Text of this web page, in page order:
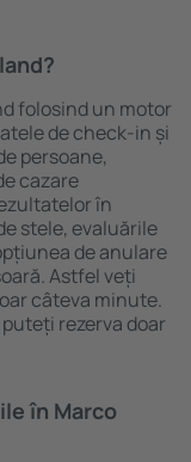
folosind un motor
de check-in și
persoane,
cazare
în
stele, evaluările
de anulare
Astfel veți
câteva minute.
rezerva doar
în Marco